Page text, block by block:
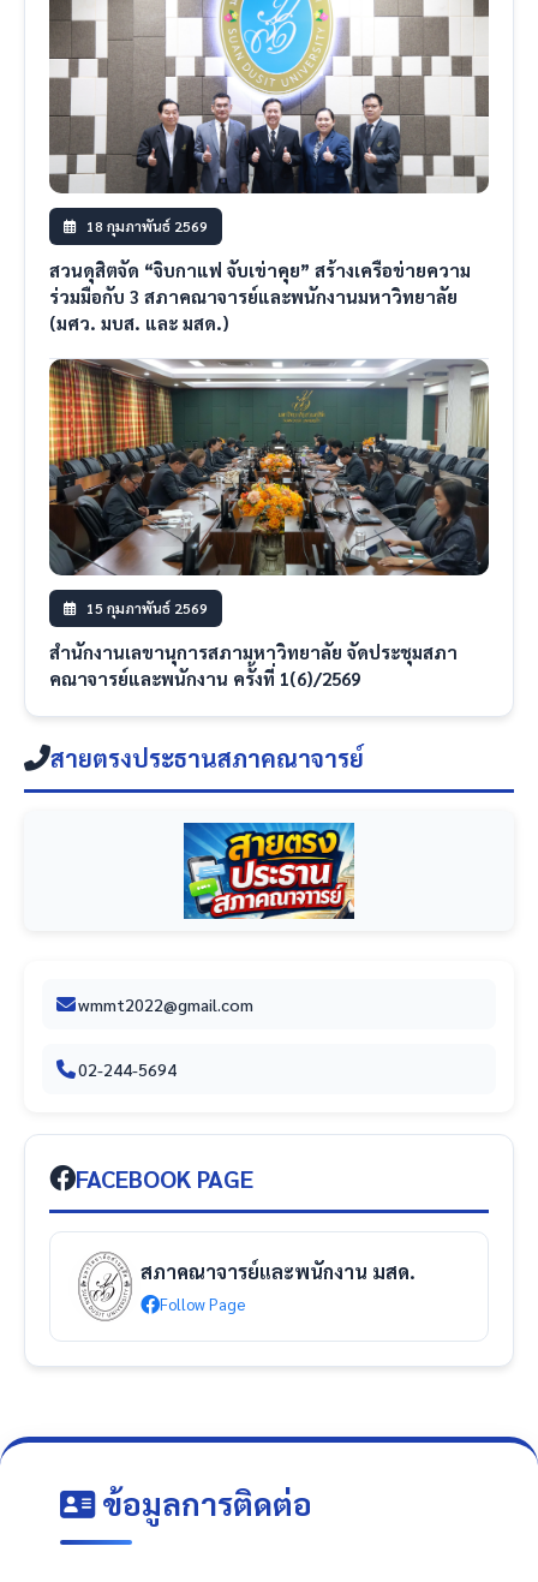
18 กุมภาพันธ์ 2569
สวนดุสิตจัด “จิบกาแฟ จับเข่าคุย” สร้างเครือข่ายความ
ร่วมมือกับ 3 สภาคณาจารย์และพนักงานมหาวิทยาลัย
(มศว. มบส. และ มสด.)
15 กุมภาพันธ์ 2569
สำนักงานเลขานุการสภามหาวิทยาลัย จัดประชุมสภา
คณาจารย์และพนักงาน ครั้งที่ 1(6)/2569
สายตรงประธานสภาคณาจารย์
wmmt2022@gmail.com
02-244-5694
FACEBOOK PAGE
สภาคณาจารย์และพนักงาน มสด.
Follow Page
ข้อมูลการติดต่อ